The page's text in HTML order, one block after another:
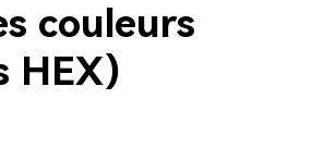
couleurs
HEX)